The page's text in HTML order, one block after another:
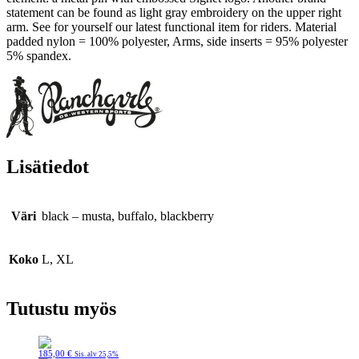
statement can be found as light gray embroidery on the upper right
arm. See for yourself our latest functional item for riders. Material
padded nylon = 100% polyester, Arms, side inserts = 95% polyester
5% spandex.
Lisätiedot
Väri black – musta, buffalo, blackberry
Koko L, XL
Tutustu myös
185,00 € Sis. alv 25,5%